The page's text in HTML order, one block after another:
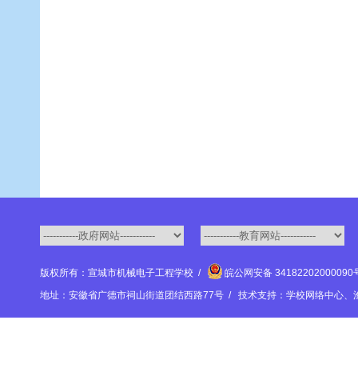
版权所有：宣城市机械电子工程学校 /
皖公网安备 34182202000090
地址：安徽省广德市祠山街道团结西路77号 / 技术支持：学校网络中心、